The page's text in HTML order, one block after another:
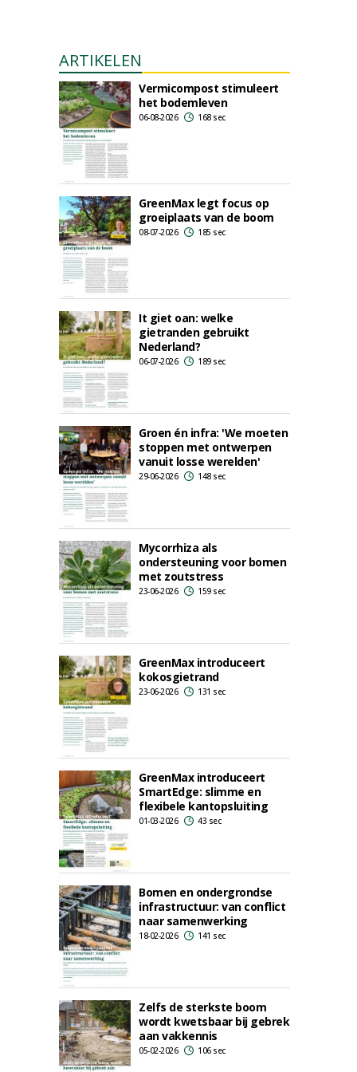
ARTIKELEN
Vermicompost stimuleert
het bodemleven
06-08-2026 168 sec
GreenMax legt focus op
groeiplaats van de boom
08-07-2026 185 sec
It giet oan: welke
gietranden gebruikt
Nederland?
06-07-2026 189 sec
Groen én infra: 'We moeten
stoppen met ontwerpen
vanuit losse werelden'
29-06-2026 148 sec
Mycorrhiza als
ondersteuning voor bomen
met zoutstress
23-06-2026 159 sec
GreenMax introduceert
kokosgietrand
23-06-2026 131 sec
GreenMax introduceert
SmartEdge: slimme en
flexibele kantopsluiting
01-03-2026 43 sec
Bomen en ondergrondse
infrastructuur: van conflict
naar samenwerking
18-02-2026 141 sec
Zelfs de sterkste boom
wordt kwetsbaar bij gebrek
aan vakkennis
05-02-2026 106 sec